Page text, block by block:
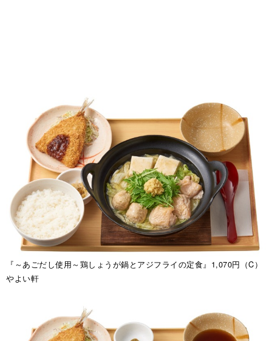
『～あごだし使用～鶏しょうが鍋とアジフライの定食』1,070円（C）
やよい軒